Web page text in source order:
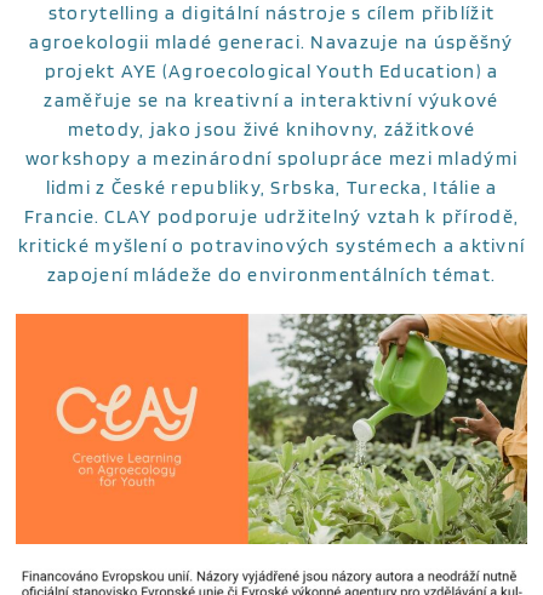
storytelling a digitální nástroje s cílem přiblížit
agroekologii mladé generaci. Navazuje na úspěšný
projekt AYE (Agroecological Youth Education) a
zaměřuje se na kreativní a interaktivní výukové
metody, jako jsou živé knihovny, zážitkové
workshopy a mezinárodní spolupráce mezi mladými
lidmi z České republiky, Srbska, Turecka, Itálie a
Francie. CLAY podporuje udržitelný vztah k přírodě,
kritické myšlení o potravinových systémech a aktivní
zapojení mládeže do environmentálních témat.